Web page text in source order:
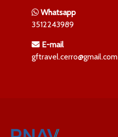
Whatsapp
3512243989
E-mail
gftravel.cerro@gmail.com